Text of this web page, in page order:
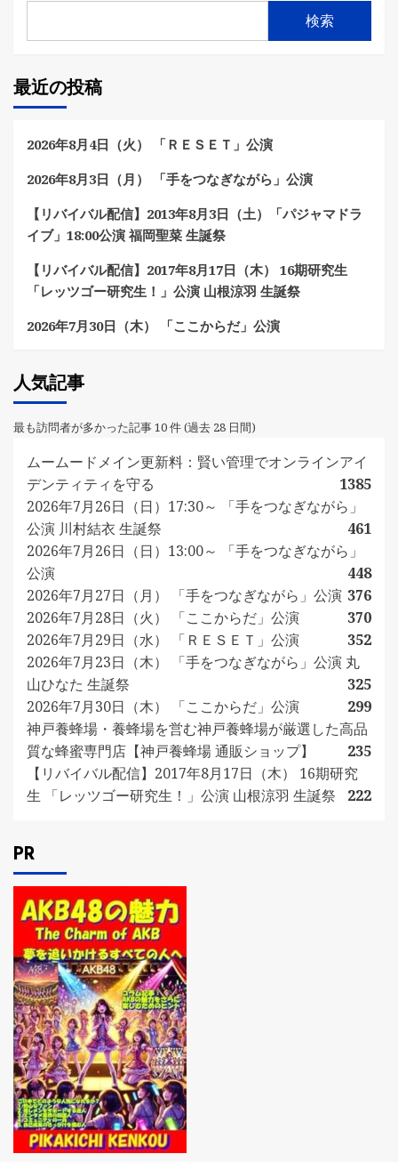
検索
最近の投稿
2026年8月4日（火） 「ＲＥＳＥＴ」公演
2026年8月3日（月） 「手をつなぎながら」公演
【リバイバル配信】2013年8月3日（土）「パジャマドラ
イブ」18:00公演 福岡聖菜 生誕祭
【リバイバル配信】2017年8月17日（木） 16期研究生
「レッツゴー研究生！」公演 山根涼羽 生誕祭
2026年7月30日（木） 「ここからだ」公演
人気記事
最も訪問者が多かった記事 10 件 (過去 28 日間)
ムームードメイン更新料：賢い管理でオンラインアイ
デンティティを守る
1385
2026年7月26日（日）17:30～ 「手をつなぎながら」
公演 川村結衣 生誕祭
461
2026年7月26日（日）13:00～ 「手をつなぎながら」
公演
448
2026年7月27日（月） 「手をつなぎながら」公演 376
2026年7月28日（火） 「ここからだ」公演
370
2026年7月29日（水） 「ＲＥＳＥＴ」公演
352
2026年7月23日（木） 「手をつなぎながら」公演 丸
山ひなた 生誕祭
325
2026年7月30日（木） 「ここからだ」公演
299
神戸養蜂場・養蜂場を営む神戸養蜂場が厳選した高品
質な蜂蜜専門店【神戸養蜂場 通販ショップ】
235
【リバイバル配信】2017年8月17日（木） 16期研究
生 「レッツゴー研究生！」公演 山根涼羽 生誕祭
222
PR